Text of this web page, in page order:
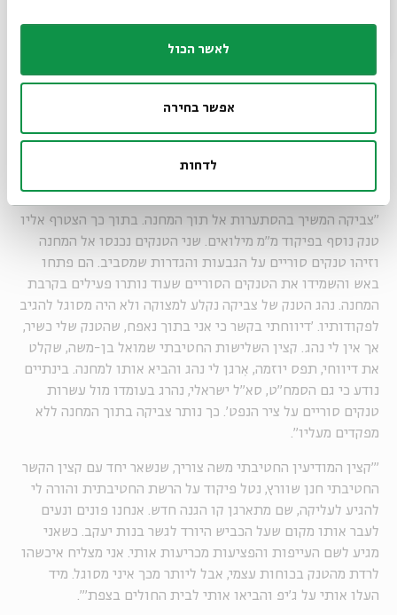
לאשר הכול
אפשר בחירה
לדחות
בלתי עביר. הוא הבין שהדרך היחידה להתקדם היא 'לשבור'
בחזרה לציר הנפט. בדרך ראה את טנק המח"ט הפוך. המח"ט
שניהם נפלו הרוגים לצריח, והצוות, שהמשיך ללא הכוונה, התהפך
"צביקה המשיך בהסתערות אל תוך המחנה. בתוך כך הצטרף אליו
טנק נוסף בפיקוד מ"מ מילואים. שני הטנקים נכנסו אל המחנה
וזיהו טנקים סוריים על הגבעות והגדרות שמסביב. הם פתחו
באש והשמידו את הטנקים הסוריים שעוד נותרו פעילים בקרבת
המחנה. נהג הטנק של צביקה נקלע למצוקה ולא היה מסוגל להגיב
לפקודותיו. 'דיווחתי בקשר כי אני בתוך נאפח, שהטנק שלי כשיר,
אך אין לי נהג. קצין השלישות החטיבתי שמואל בן-משה, שקלט
את דיווחי, תפס יוזמה, אִרגן לי נהג והביא אותו למחנה. בינתיים
נודע כי גם הסמח"ט, סא"ל ישראלי, נהרג בעומדו מול עשרות
טנקים סוריים על ציר הנפט'. כך נותר צביקה בתוך המחנה ללא
מפקדים מעליו".
"'קצין המודיעין החטיבתי משה צוריך, שנשאר יחד עם קצין הקשר
החטיבתי חנן שוורץ, נטל פיקוד על הרשת החטיבתית והורה לי
להגיע לעליקה, שם מתארגן קו הגנה חדש. אנחנו פונים ונעים
לעבר אותו מקום שעל הכביש היורד לגשר בנות יעקב. כשאני
מגיע לשם העייפות והפציעות מכריעות אותי. אני מצליח איכשהו
לרדת מהטנק בכוחות עצמי, אבל ליותר מכך איני מסוגל. מיד
העלו אותי על ג'יפ והביאו אותי לבית החולים בצפת'".